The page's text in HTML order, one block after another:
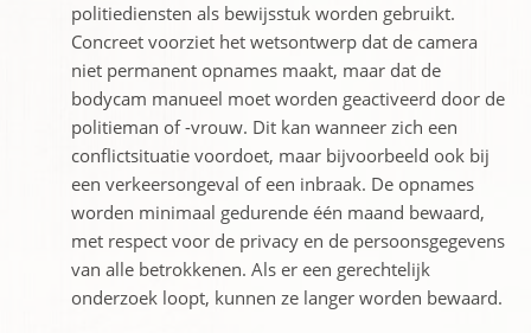
politiediensten als bewijsstuk worden gebruikt.
Concreet voorziet het wetsontwerp dat de camera
niet permanent opnames maakt, maar dat de
bodycam manueel moet worden geactiveerd door de
politieman of -vrouw. Dit kan wanneer zich een
conflictsituatie voordoet, maar bijvoorbeeld ook bij
een verkeersongeval of een inbraak. De opnames
worden minimaal gedurende één maand bewaard,
met respect voor de privacy en de persoonsgegevens
van alle betrokkenen. Als er een gerechtelijk
onderzoek loopt, kunnen ze langer worden bewaard.